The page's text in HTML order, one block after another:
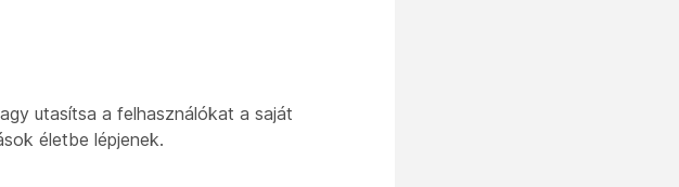
utasítsa a felhasználókat a saját
életbe lépjenek.